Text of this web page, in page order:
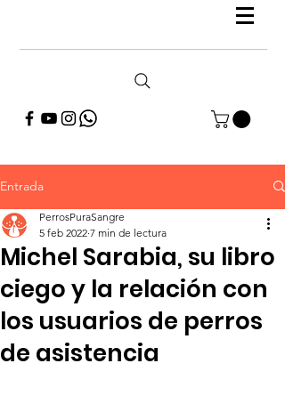
Entrada
Michel Sarabia, su libro
ciego y la relación con
los usuarios de perros
de asistencia
PerrosPuraSangre
5 feb 2022 7 min de lectura